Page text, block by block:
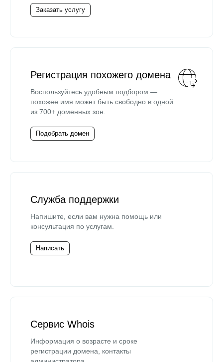
Заказать услугу
Регистрация похожего домена
Воспользуйтесь удобным подбором —
похожее имя может быть свободно в одной
из 700+ доменных зон.
Подобрать домен
Служба поддержки
Напишите, если вам нужна помощь или
консультация по услугам.
Написать
Сервис Whois
Информация о возрасте и сроке
регистрации домена, контакты